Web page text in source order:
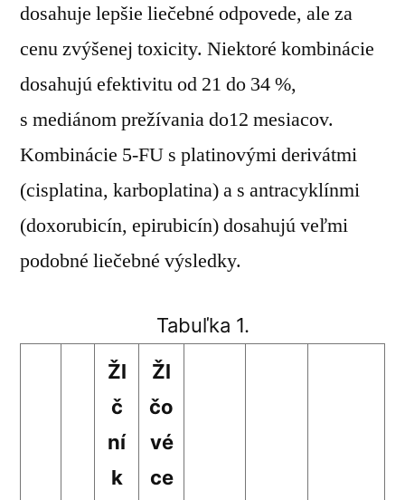
dosahuje lepšie liečebné odpovede, ale za
cenu zvýšenej toxicity. Niektoré kombinácie
dosahujú efektivitu od 21 do 34 %,
s mediánom prežívania do12 mesiacov.
Kombinácie 5-FU s platinovými derivátmi
(cisplatina, karboplatina) a s antracyklínmi
(doxorubicín, epirubicín) dosahujú veľmi
podobné liečebné výsledky.
Tabuľka 1.
Žl
č
ní
k
Žl
čo
vé
ce